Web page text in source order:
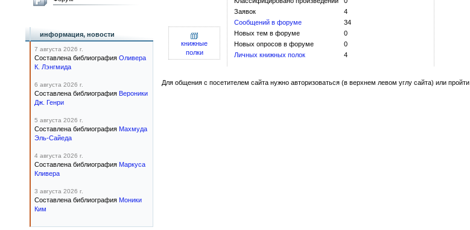
Заявок
4
Сообщений в форуме
34
Новых тем в форуме
0
Новых опросов в форуме
0
Личных книжных полок
4
книжные
полки
Для общения с посетителем сайта нужно авторизоваться (в верхнем левом углу сайта) или пройти
информация, новости
7 августа 2026 г.
Составлена библиография Оливера
К. Лэнгмида
6 августа 2026 г.
Составлена библиография Вероники
Дж. Генри
5 августа 2026 г.
Составлена библиография Махмуда
Эль-Сайеда
4 августа 2026 г.
Составлена библиография Маркуса
Кливера
3 августа 2026 г.
Составлена библиография Моники
Ким